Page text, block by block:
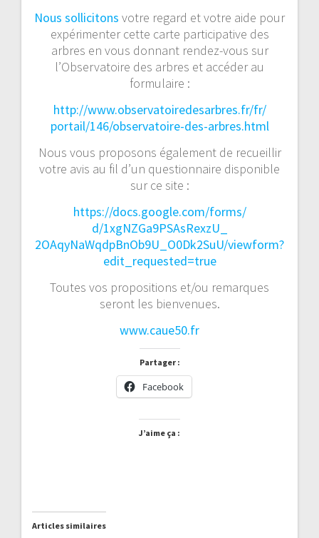
Nous sollicitons votre regard et votre aide pour
expérimenter cette carte participative des
arbres en vous donnant rendez-vous sur
l’Observatoire des arbres et accéder au
formulaire :
http://www.observatoiredesarbres.fr/fr/
portail/146/observatoire-des-arbres.html
Nous vous proposons également de recueillir
votre avis au fil d’un questionnaire disponible
sur ce site :
https://docs.google.com/forms/
d/1xgNZGa9PSAsRexzU_
2OAqyNaWqdpBnOb9U_O0Dk2SuU/viewform?
edit_requested=true
Toutes vos propositions et/ou remarques
seront les bienvenues.
www.caue50.fr
Partager :
Facebook
J’aime ça :
Articles similaires